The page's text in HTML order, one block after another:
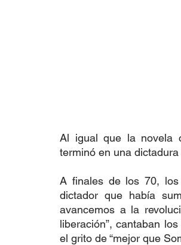
Al igual que la novela
terminó en una
A finales de los 70, los
dictador que había
avancemos a la
liberación”, cantaban
el grito de “mejor que